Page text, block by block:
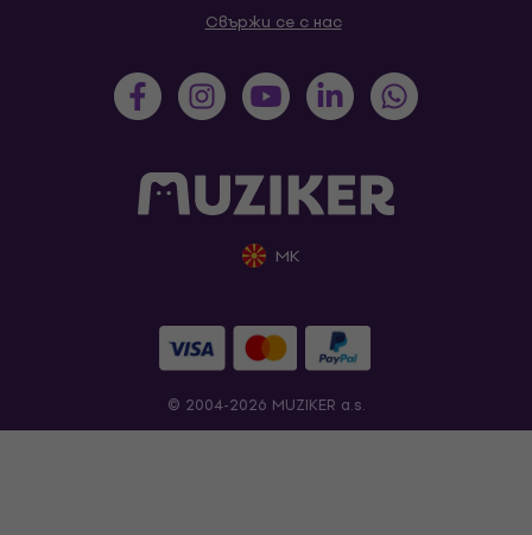
Свържи се с нас
MK
© 2004-2026 MUZIKER a.s.